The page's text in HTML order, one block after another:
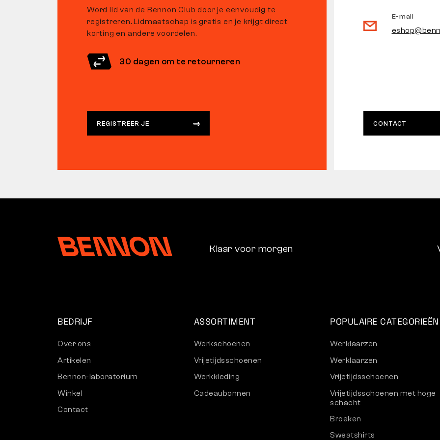
Word lid van de Bennon Club door je eenvoudig te
registreren. Lidmaatschap is gratis en je krijgt direct
korting en andere voordelen.
30 dagen om te retourneren
REGISTREER JE
E-mail
CONTACT
Klaar voor morgen
BEDRIJF
Over ons
Artikelen
Bennon-laboratorium
Winkel
Contact
ASSORTIMENT
Werkschoenen
Vrijetijdsschoenen
Werkkleding
Cadeaubonnen
POPULAIRE CATEGORIEËN
Werklaarzen
Werklaarzen
Vrijetijdsschoenen
Vrijetijdsschoenen met hoge
schacht
Broeken
Sweatshirts